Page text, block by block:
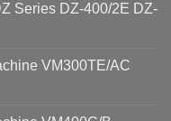
Series DZ-400/2E DZ-
VM300TE/AC